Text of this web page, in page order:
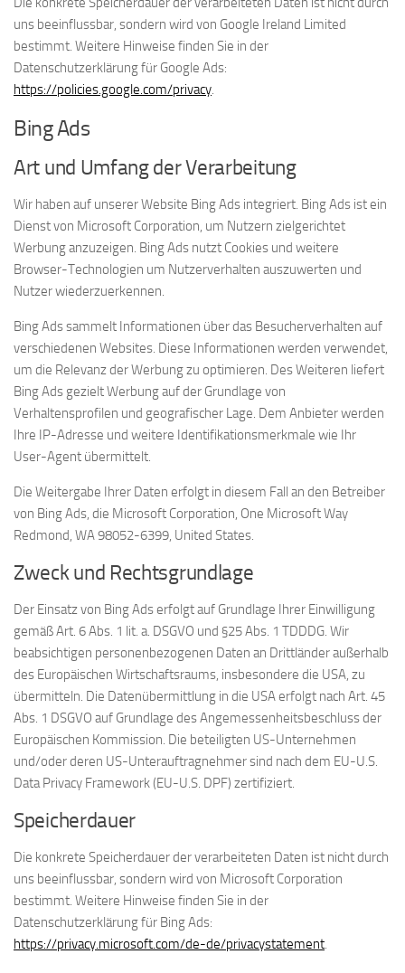
uns beeinflussbar, sondern wird von Google Ireland Limited
bestimmt. Weitere Hinweise finden Sie in der
Datenschutzerklärung für Google Ads:
https://policies.google.com/privacy.
Bing Ads
Art und Umfang der Verarbeitung
Wir haben auf unserer Website Bing Ads integriert. Bing Ads ist ein
Dienst von Microsoft Corporation, um Nutzern zielgerichtet
Werbung anzuzeigen. Bing Ads nutzt Cookies und weitere
Browser-Technologien um Nutzerverhalten auszuwerten und
Nutzer wiederzuerkennen.
Bing Ads sammelt Informationen über das Besucherverhalten auf
verschiedenen Websites. Diese Informationen werden verwendet,
um die Relevanz der Werbung zu optimieren. Des Weiteren liefert
Bing Ads gezielt Werbung auf der Grundlage von
Verhaltensprofilen und geografischer Lage. Dem Anbieter werden
Ihre IP-Adresse und weitere Identifikationsmerkmale wie Ihr
User-Agent übermittelt.
Die Weitergabe Ihrer Daten erfolgt in diesem Fall an den Betreiber
von Bing Ads, die Microsoft Corporation, One Microsoft Way
Redmond, WA 98052-6399, United States.
Zweck und Rechtsgrundlage
Der Einsatz von Bing Ads erfolgt auf Grundlage Ihrer Einwilligung
gemäß Art. 6 Abs. 1 lit. a. DSGVO und §25 Abs. 1 TDDDG. Wir
beabsichtigen personenbezogenen Daten an Drittländer außerhalb
des Europäischen Wirtschaftsraums, insbesondere die USA, zu
übermitteln. Die Datenübermittlung in die USA erfolgt nach Art. 45
Abs. 1 DSGVO auf Grundlage des Angemessenheitsbeschluss der
Europäischen Kommission. Die beteiligten US-Unternehmen
und/oder deren US-Unterauftragnehmer sind nach dem EU-U.S.
Data Privacy Framework (EU-U.S. DPF) zertifiziert.
Speicherdauer
Die konkrete Speicherdauer der verarbeiteten Daten ist nicht durch
uns beeinflussbar, sondern wird von Microsoft Corporation
bestimmt. Weitere Hinweise finden Sie in der
Datenschutzerklärung für Bing Ads:
https://privacy.microsoft.com/de-de/privacystatement.